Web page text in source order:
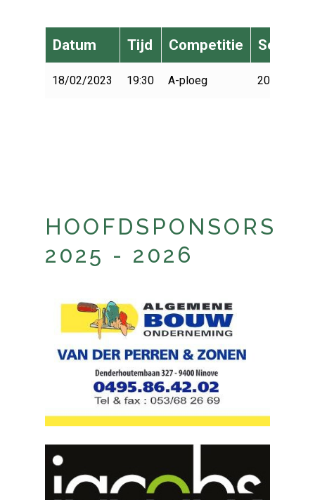
Datum Tijd Competitie Seizoen
18/02/2023 19:30 A-ploeg 2022-2023
HOOFDSPONSORS
2025 - 2026